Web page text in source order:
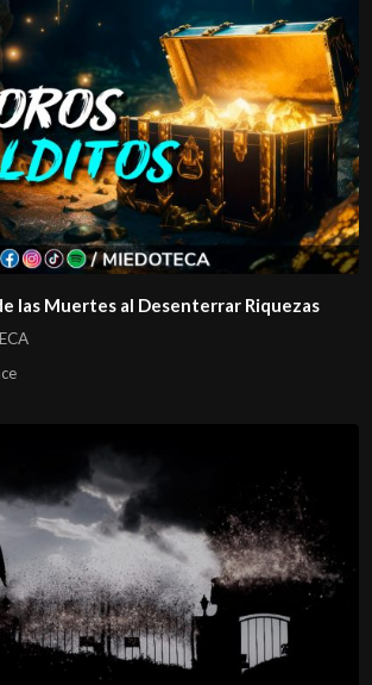
las Muertes al Desenterrar Riquezas